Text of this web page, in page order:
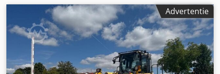
Advertentie